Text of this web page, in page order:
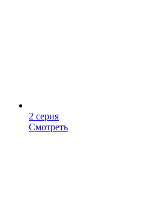
2 серия
Смотреть